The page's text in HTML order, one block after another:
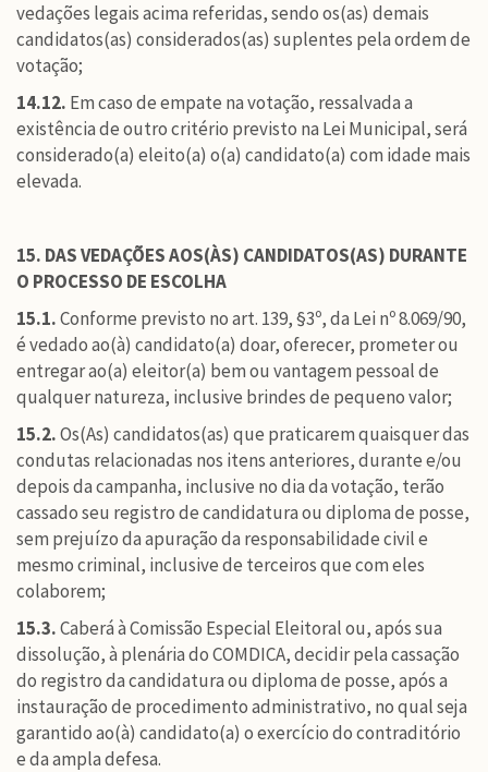
vedações legais acima referidas, sendo os(as) demais
candidatos(as) considerados(as) suplentes pela ordem de
votação;
14.12. Em caso de empate na votação, ressalvada a
existência de outro critério previsto na Lei Municipal, será
considerado(a) eleito(a) o(a) candidato(a) com idade mais
elevada.
15. DAS VEDAÇÕES AOS(ÀS) CANDIDATOS(AS) DURANTE
O PROCESSO DE ESCOLHA
15.1.Conforme previsto no art. 139, §3º, da Lei nº 8.069/90,
é vedado ao(à) candidato(a) doar, oferecer, prometer ou
entregar ao(a) eleitor(a) bem ou vantagem pessoal de
qualquer natureza, inclusive brindes de pequeno valor;
15.2.Os(As) candidatos(as) que praticarem quaisquer das
condutas relacionadas nos itens anteriores, durante e/ou
depois da campanha, inclusive no dia da votação, terão
cassado seu registro de candidatura ou diploma de posse,
sem prejuízo da apuração da responsabilidade civil e
mesmo criminal, inclusive de terceiros que com eles
colaborem;
15.3.Caberá à Comissão Especial Eleitoral ou, após sua
dissolução, à plenária do COMDICA, decidir pela cassação
do registro da candidatura ou diploma de posse, após a
instauração de procedimento administrativo, no qual seja
garantido ao(à) candidato(a) o exercício do contraditório
e da ampla defesa.